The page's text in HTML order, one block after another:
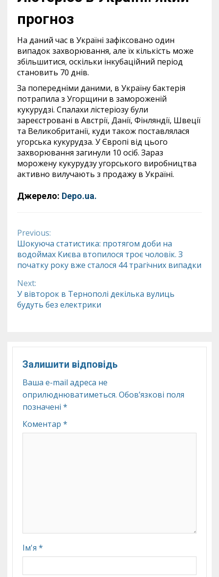
прогноз
На даний час в Україні зафіксовано один
випадок захворювання, але їх кількість може
збільшитися, оскільки інкубаційний період
становить 70 днів.
За попередніми даними, в Україну бактерія
потрапила з Угорщини в замороженій
кукурудзі. Спалахи лістеріозу були
зареєстровані в Австрії, Данії, Фінляндії, Швеції
та Великобританії, куди також поставлялася
угорська кукурудза. У Європі від цього
захворювання загинули 10 осіб. Зараз
морожену кукурудзу угорського виробництва
активно вилучають з продажу в Україні.
Джерело: Depo.ua.
Continue
Reading
Previous:
Шокуюча статистика: протягом доби на
водоймах Києва втопилося троє чоловік. З
початку року вже сталося 44 трагічних випадки
Next:
У вівторок в Тернополі декілька вулиць
будуть без електрики
Залишити відповідь
Ваша e-mail адреса не
оприлюднюватиметься. Обов’язкові поля
позначені *
Коментар *
Ім'я *